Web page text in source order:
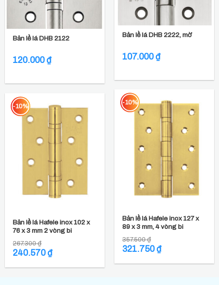
Bản lề lá DHB 2222, mờ
107.000₫
Bản lề lá DHB 2122
120.000₫
-10%
Bản lề lá Hafele inox 127 x
89 x 3 mm, 4 vòng bi
357.500₫
Giá
gốc
321.750₫Giá
hiện
-10%
Bản lề lá Hafele inox 102 x
76 x 3 mm 2 vòng bi
267.300₫
Giá
gốc
240.570₫Giá
hiện